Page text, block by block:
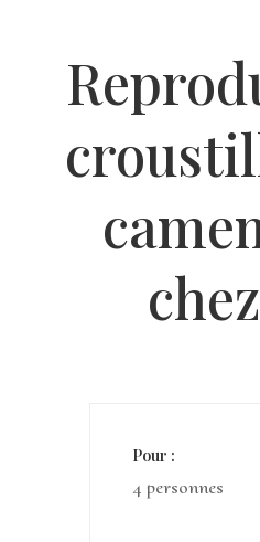
Pour :
4 personnes